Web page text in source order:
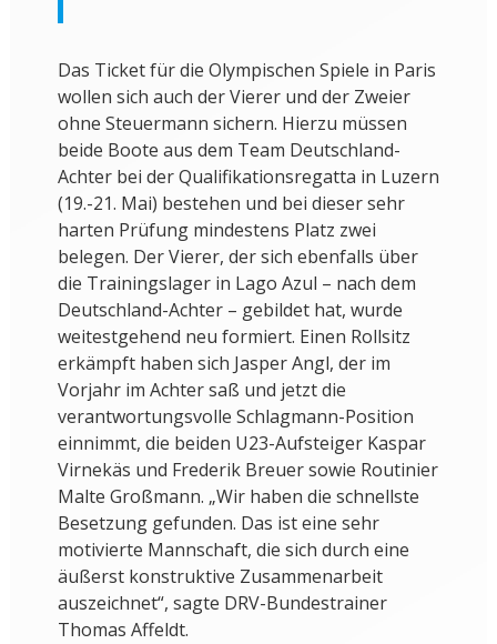
Das Ticket für die Olympischen Spiele in Paris
wollen sich auch der Vierer und der Zweier
ohne Steuermann sichern. Hierzu müssen
beide Boote aus dem Team Deutschland-
Achter bei der Qualifikationsregatta in Luzern
(19.-21. Mai) bestehen und bei dieser sehr
harten Prüfung mindestens Platz zwei
belegen. Der Vierer, der sich ebenfalls über
die Trainingslager in Lago Azul – nach dem
Deutschland-Achter – gebildet hat, wurde
weitestgehend neu formiert. Einen Rollsitz
erkämpft haben sich Jasper Angl, der im
Vorjahr im Achter saß und jetzt die
verantwortungsvolle Schlagmann-Position
einnimmt, die beiden U23-Aufsteiger Kaspar
Virnekäs und Frederik Breuer sowie Routinier
Malte Großmann. „Wir haben die schnellste
Besetzung gefunden. Das ist eine sehr
motivierte Mannschaft, die sich durch eine
äußerst konstruktive Zusammenarbeit
auszeichnet“, sagte DRV-Bundestrainer
Thomas Affeldt.